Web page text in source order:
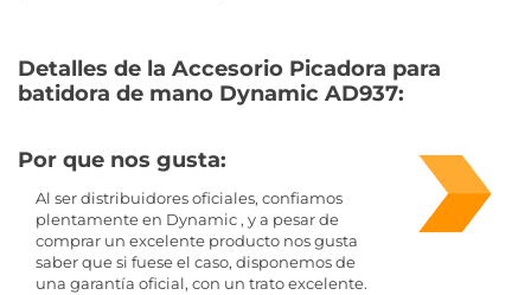
Detalles de la Accesorio Picadora para
batidora de mano Dynamic AD937:
Por que nos gusta:
Al ser distribuidores oficiales, confiamos
plentamente en Dynamic , y a pesar de
comprar un excelente producto nos gusta
saber que si fuese el caso, disponemos de
una garantía oficial, con un trato excelente.